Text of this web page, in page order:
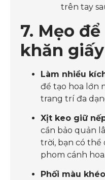
trên tay
7. Mẹo
khăn
Làm nhiều
để tạo hoa lớn
trang trí đa
Xịt keo giữ
cần bảo quản
trời, bạn có
phom cánh hoa.
Phối màu